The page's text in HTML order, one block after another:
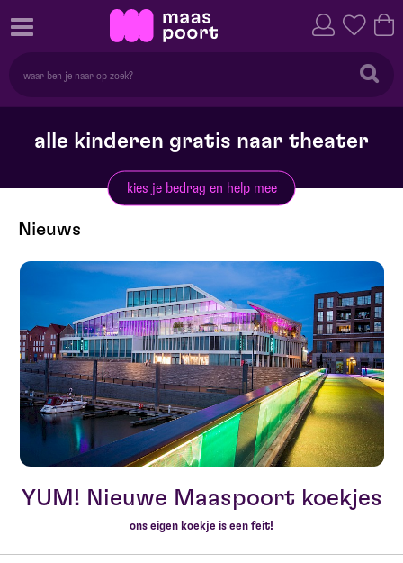
alle kinderen gratis naar theater
kies je bedrag en help mee
Nieuws
YUM! Nieuwe Maaspoort koekjes
ons eigen koekje is een feit!